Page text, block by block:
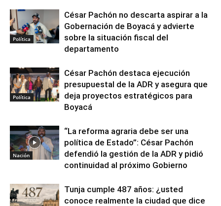
Política
César Pachón no descarta aspirar a la
Gobernación de Boyacá y advierte
sobre la situación fiscal del
departamento
Política
César Pachón destaca ejecución
presupuestal de la ADR y asegura que
deja proyectos estratégicos para
Boyacá
Nación
“La reforma agraria debe ser una
política de Estado”: César Pachón
defendió la gestión de la ADR y pidió
continuidad al próximo Gobierno
Tunja cumple 487 años: ¿usted
conoce realmente la ciudad que dice